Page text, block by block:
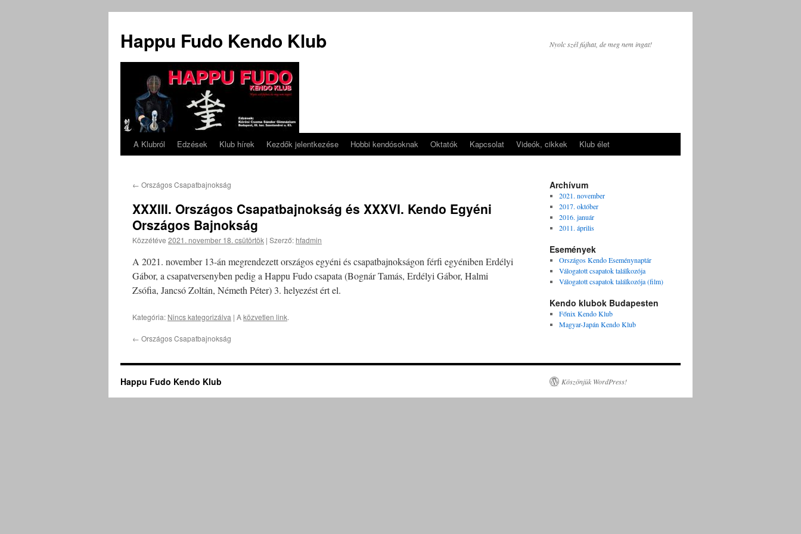
tartalomba
Happu Fudo Kendo Klub Nyolc szél fújhat, de meg nem ingat!
A Klubról Edzések Klub hírek Kezdők jelentkezése Hobbi kendósoknak Oktatók Kapcsolat Videók, cikkek Klub élet
← Országos Csapatbajnokság
XXXIII. Országos Csapatbajnokság és XXXVI. Kendo Egyéni
Országos Bajnokság
Közzétéve 2021. november 18. csütörtök | Szerző: hfadmin
A 2021. november 13-án megrendezett országos egyéni és csapatbajnokságon férfi egyéniben Erdélyi
Gábor, a csapatversenyben pedig a Happu Fudo csapata (Bognár Tamás, Erdélyi Gábor, Halmi
Zsófia, Jancsó Zoltán, Németh Péter) 3. helyezést ért el.
Kategória: Nincs kategorizálva | Aközvetlen link.
← Országos Csapatbajnokság
Archívum
2021. november
2017. október
2016. január
2011. április
Események
Országos Kendo Eseménynaptár
Válogatott csapatok találkozója
Válogatott csapatok találkozója (film)
Kendo klubok Budapesten
Főnix Kendo Klub
Magyar-Japán Kendo Klub
Happu Fudo Kendo Klub Köszönjük WordPress!